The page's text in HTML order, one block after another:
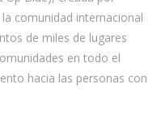
comunidad internacional
de miles de lugares
en todo el
hacia las personas con